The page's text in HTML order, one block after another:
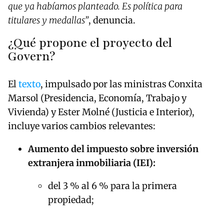
que ya habíamos planteado. Es política para
titulares y medallas”, denuncia.
¿Qué propone el proyecto del
Govern?
Eltexto, impulsado por las ministras Conxita
Marsol (Presidencia, Economía, Trabajo y
Vivienda) y Ester Molné (Justicia e Interior),
incluye varios cambios relevantes:
Aumento del impuesto sobre inversión
extranjera inmobiliaria (IEI):
del 3 % al 6 % para la primera
propiedad;